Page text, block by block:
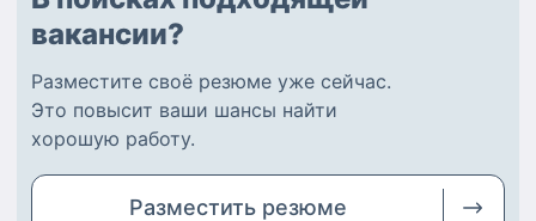
вакансии?
Разместите своё резюме уже сейчас.
Это повысит ваши шансы найти
хорошую работу.
Разместить резюме